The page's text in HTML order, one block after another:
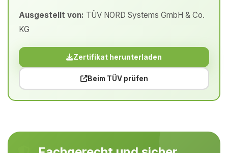
Ausgestellt von: TÜV NORD Systems GmbH & Co.
KG
Zertifikat herunterladen
Beim TÜV prüfen